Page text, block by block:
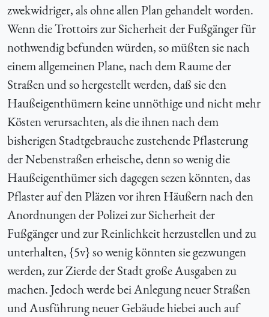
zwekwidriger, als ohne allen Plan gehandelt worden.
Wenn die Trottoirs zur Sicherheit der Fußgänger für
nothwendig befunden würden, so müßten sie nach
einem allgemeinen Plane, nach dem Raume der
Straßen und so hergestellt werden, daß sie den
Haußeigenthümern keine unnöthige und nicht mehr
Kösten verursachten, als die ihnen nach dem
bisherigen Stadtgebrauche zustehende Pflasterung
der Nebenstraßen erheische, denn so wenig die
Haußeigenthümer sich dagegen sezen könnten, das
Pflaster auf den Pläzen vor ihren Häußern nach den
Anordnungen der Polizei zur Sicherheit der
Fußgänger und zur Reinlichkeit herzustellen und zu
unterhalten, {5v} so wenig könnten sie gezwungen
werden, zur Zierde der Stadt große Ausgaben zu
machen. Jedoch werde bei Anlegung neuer Straßen
und Ausführung neuer Gebäude hiebei auch auf